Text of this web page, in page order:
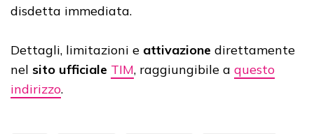
disdetta immediata.
Dettagli, limitazioni e attivazione direttamente
nel sito ufficiale TIM, raggiungibile a questo
indirizzo.